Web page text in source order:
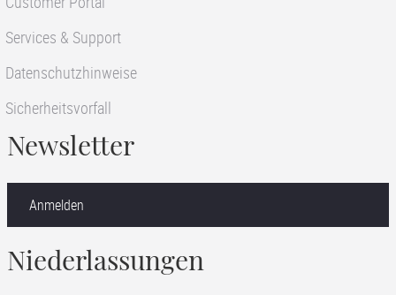
Services & Support
Datenschutzhinweise
Sicherheitsvorfall
Newsletter
Anmelden
Niederlassungen